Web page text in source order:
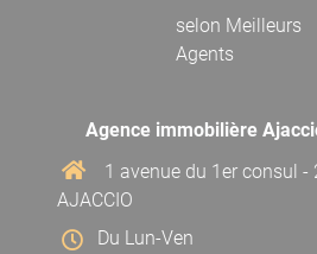
selon Meilleurs
Agents
Agence immobilière
1 avenue du 1er consul -
AJACCIO
Du Lun-Ven